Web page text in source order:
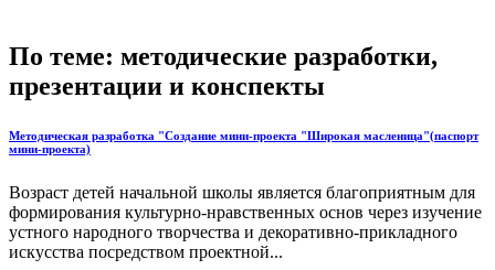
По теме: методические разработки,
презентации и конспекты
Методическая разработка "Создание мини-проекта "Широкая масленица"(паспорт
мини-проекта)
Возраст детей начальной школы является благоприятным для
формирования культурно-нравственных основ через изучение
устного народного творчества и декоративно-прикладного
искусства посредством проектной...